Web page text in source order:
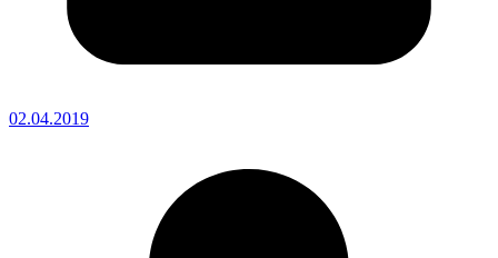
02.04.2019